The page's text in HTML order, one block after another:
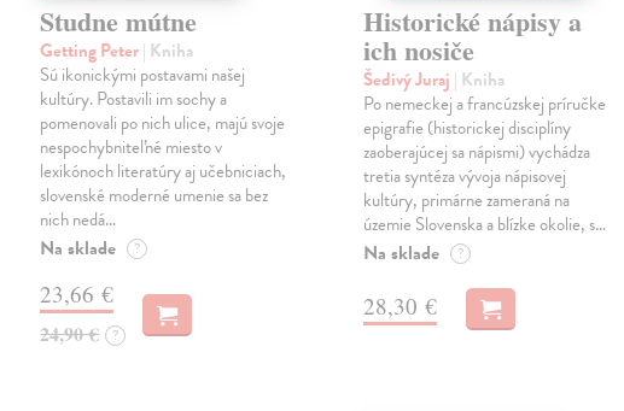
Studne mútne
Getting Peter| Kniha
Sú ikonickými postavami našej
kultúry. Postavili im sochy a
pomenovali po nich ulice, majú svoje
nespochybniteľné miesto v
lexikónoch literatúry aj učebniciach,
slovenské moderné umenie sa bez
nich nedá…
Na sklade ?
23,66 €
24,90 € ?
Historické nápisy a
ich nosiče
Šedivý Juraj | Kniha
Po nemeckej a francúzskej príručke
epigrafie (historickej disciplíny
zaoberajúcej sa nápismi) vychádza
tretia syntéza vývoja nápisovej
kultúry, primárne zameraná na
územie Slovenska a blízke okolie, s…
Na sklade ?
28,30 €